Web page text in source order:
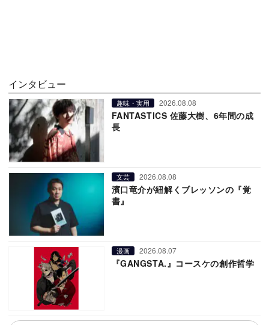
インタビュー
趣味・実用 2026.08.08
FANTASTICS 佐藤大樹、6年間の成
長
文芸 2026.08.08
濱口竜介が紐解くブレッソンの『覚
書』
漫画 2026.08.07
『GANGSTA.』コースケの創作哲学